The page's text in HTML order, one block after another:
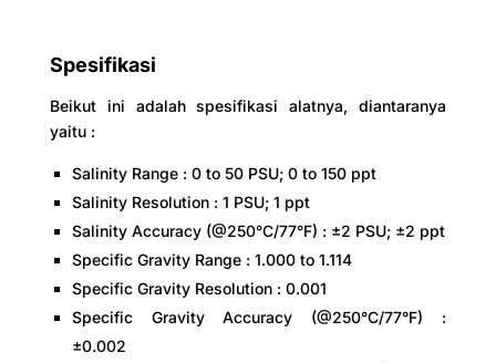
Spesifikasi
Beikut ini adalah spesifikasi alatnya, diantaranya
yaitu :
Salinity Range : 0 to 50 PSU; 0 to 150 ppt
Salinity Resolution : 1 PSU; 1 ppt
Salinity Accuracy (@250°C/77°F) : ±2 PSU; ±2 ppt
Specific Gravity Range : 1.000 to 1.114
Specific Gravity Resolution : 0.001
Specific Gravity Accuracy (@250°C/77°F) :
±0.002